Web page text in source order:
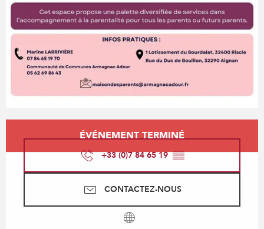
Ouverture et coordonnées
ÉVÉNEMENT TERMINÉ
+33 (0)7 84 65 19▒▒
CONTACTEZ-NOUS